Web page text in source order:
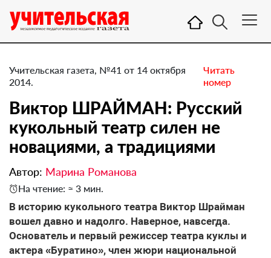
Учительская газета, №41 от 14 октября
2014.
Читать
номер
Виктор ШРАЙМАН: Русский
кукольный театр силен не
новациями, а традициями
Автор: Марина Романова
На чтение: ≈ 3 мин.
В историю кукольного театра Виктор Шрайман
вошел давно и надолго. Наверное, навсегда.
Основатель и первый режиссер театра куклы и
актера «Буратино», член жюри национальной